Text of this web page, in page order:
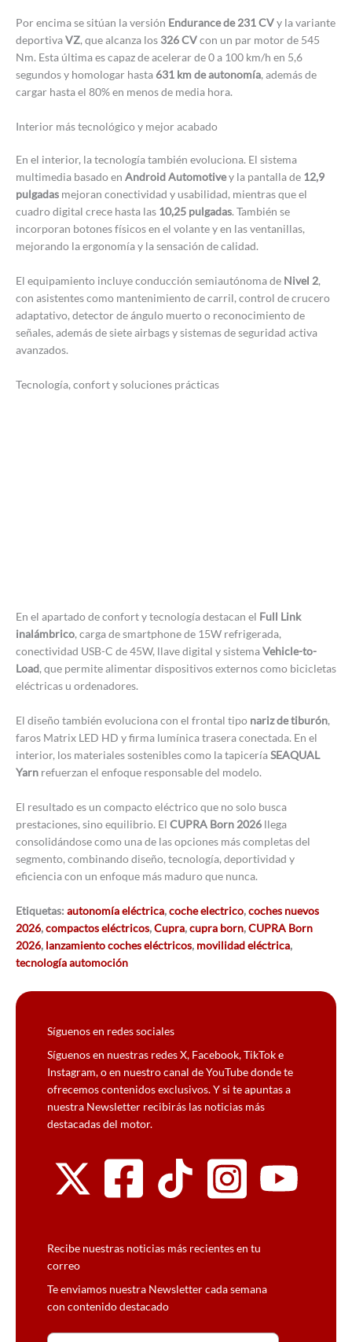
Por encima se sitúan la versión Endurance de 231 CVy la variante
deportivaVZ, que alcanza los 326 CVcon un par motor de 545
Nm. Esta última es capaz de acelerar de 0 a 100 km/h en 5,6
segundos y homologar hasta631 km de autonomía, además de
cargar hasta el 80% en menos de media hora.
Interior más tecnológico y mejor acabado
En el interior, la tecnología también evoluciona. El sistema
multimedia basado en Android Automotivey la pantalla de 12,9
pulgadas mejoran conectividad y usabilidad, mientras que el
cuadro digital crece hasta las 10,25 pulgadas. También se
incorporan botones físicos en el volante y en las ventanillas,
mejorando la ergonomía y la sensación de calidad.
El equipamiento incluye conducción semiautónoma de Nivel 2,
con asistentes como mantenimiento de carril, control de crucero
adaptativo, detector de ángulo muerto o reconocimiento de
señales, además de siete airbags y sistemas de seguridad activa
avanzados.
Tecnología, confort y soluciones prácticas
En el apartado de confort y tecnología destacan el Full Link
inalámbrico, carga de smartphone de 15W refrigerada,
conectividad USB-C de 45W, llave digital y sistemaVehicle-to-
Load, que permite alimentar dispositivos externos como bicicletas
eléctricas u ordenadores.
El diseño también evoluciona con el frontal tipo nariz de tiburón,
faros Matrix LED HD y firma lumínica trasera conectada. En el
interior, los materiales sostenibles como la tapiceríaSEAQUAL
Yarn refuerzan el enfoque responsable del modelo.
El resultado es un compacto eléctrico que no solo busca
prestaciones, sino equilibrio. El CUPRA Born 2026 llega
consolidándose como una de las opciones más completas del
segmento, combinando diseño, tecnología, deportividad y
eficiencia con un enfoque más maduro que nunca.
Etiquetas: autonomía eléctrica,coche electrico,coches nuevos
2026,compactos eléctricos,Cupra,cupra born,CUPRA Born
2026, lanzamiento coches eléctricos, movilidad eléctrica,
tecnología automoción
Síguenos en redes sociales
Síguenos en nuestras redes X, Facebook, TikTok e
Instagram, o en nuestro canal de YouTube donde te
ofrecemos contenidos exclusivos. Y si te apuntas a
nuestra Newsletter recibirás las noticias más
destacadas del motor.
Recibe nuestras noticias más recientes en tu
correo
Te enviamos nuestra Newsletter cada semana
con contenido destacado